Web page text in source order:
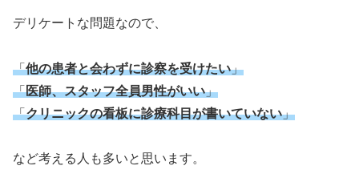
デリケートな問題なので、
「他の患者と会わずに診察を受けたい」
「医師、スタッフ全員男性がいい」
「クリニックの看板に診療科目が書いていない」
など考える人も多いと思います。